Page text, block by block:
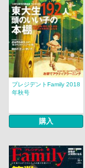
プレジデントFamily 2018
年秋号
購入